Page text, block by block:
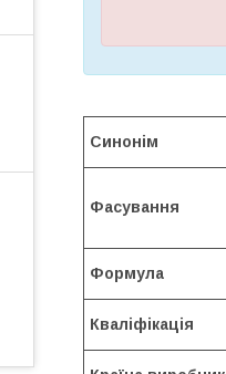
Синонім
Фасування
Формула
Кваліфікація